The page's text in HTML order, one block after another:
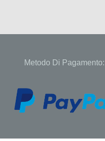
Metodo Di Pagamento: